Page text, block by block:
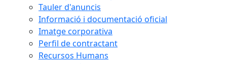
Tauler d'anuncis
Informació i documentació oficial
Imatge corporativa
Perfil de contractant
Recursos Humans